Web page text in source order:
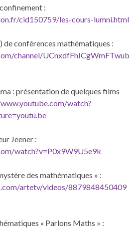
:
cid150759/les-cours-lumni.html
de conférences mathématiques :
channel/UCnxdfFhICgWmFTwub
: présentation de quelques films
watch?
Jeener :
watch?v=P0x9W9U5e9k
des mathématiques » :
artetv/videos/8879848450409
« Parlons Maths » :